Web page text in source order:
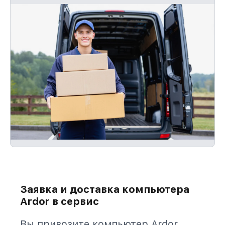
Заявка и доставка компьютера
Ardor в сервис